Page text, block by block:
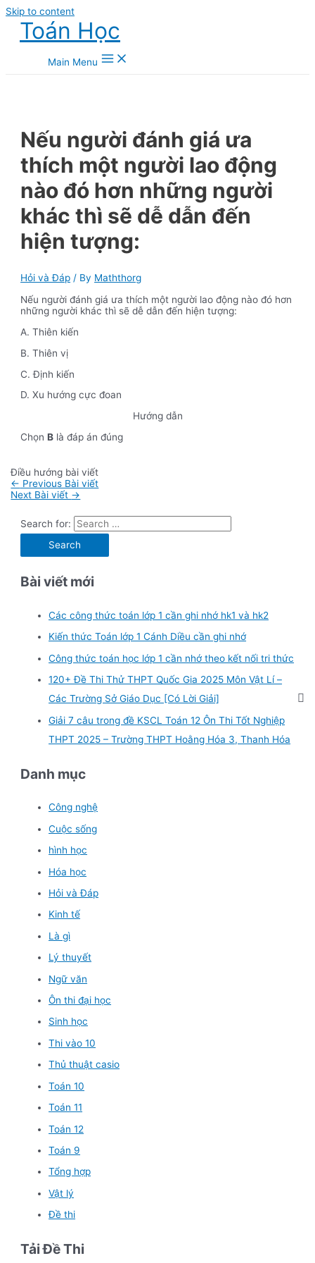
Skip to content
Toán Học
Main Menu
Nếu người đánh giá ưa
thích một người lao động
nào đó hơn những người
khác thì sẽ dễ dẫn đến
hiện tượng:
Hỏi và Đáp / By Maththorg
Nếu người đánh giá ưa thích một người lao động nào đó hơn
những người khác thì sẽ dễ dẫn đến hiện tượng:
A. Thiên kiến
B. Thiên vị
C. Định kiến
D. Xu hướng cực đoan
Hướng dẫn
ChọnB là đáp án đúng
Điều hướng bài viết
← Previous Bài viết
Next Bài viết →
Search for:
Bài viết mới
Các công thức toán lớp 1 cần ghi nhớ hk1 và hk2
Kiến thức Toán lớp 1 Cánh Diều cần ghi nhớ
Công thức toán học lớp 1 cần nhớ theo kết nối tri thức
120+ Đề Thi Thử THPT Quốc Gia 2025 Môn Vật Lí –
Các Trường Sở Giáo Dục [Có Lời Giải]
Giải 7 câu trong đề KSCL Toán 12 Ôn Thi Tốt Nghiệp
THPT 2025 – Trường THPT Hoằng Hóa 3, Thanh Hóa
Danh mục
Công nghệ
Cuộc sống
hình học
Hóa học
Hỏi và Đáp
Kinh tế
Là gì
Lý thuyết
Ngữ văn
Ôn thi đại học
Sinh học
Thi vào 10
Thủ thuật casio
Toán 10
Toán 11
Toán 12
Toán 9
Tổng hợp
Vật lý
Đề thi
Tải Đề Thi